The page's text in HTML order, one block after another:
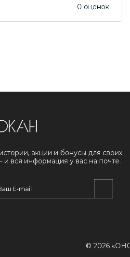
0 оценок
акции и бонусы для своих.
и вся информация у вас на почте.
© 2026